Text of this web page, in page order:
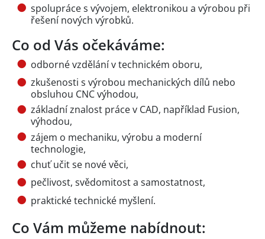
spolupráce s vývojem, elektronikou a výrobou při
řešení nových výrobků.
Co od Vás očekáváme:
odborné vzdělání v technickém oboru,
zkušenosti s výrobou mechanických dílů nebo
obsluhou CNC výhodou,
základní znalost práce v CAD, například Fusion,
výhodou,
zájem o mechaniku, výrobu a moderní
technologie,
chuť učit se nové věci,
pečlivost, svědomitost a samostatnost,
praktické technické myšlení.
Co Vám můžeme nabídnout: